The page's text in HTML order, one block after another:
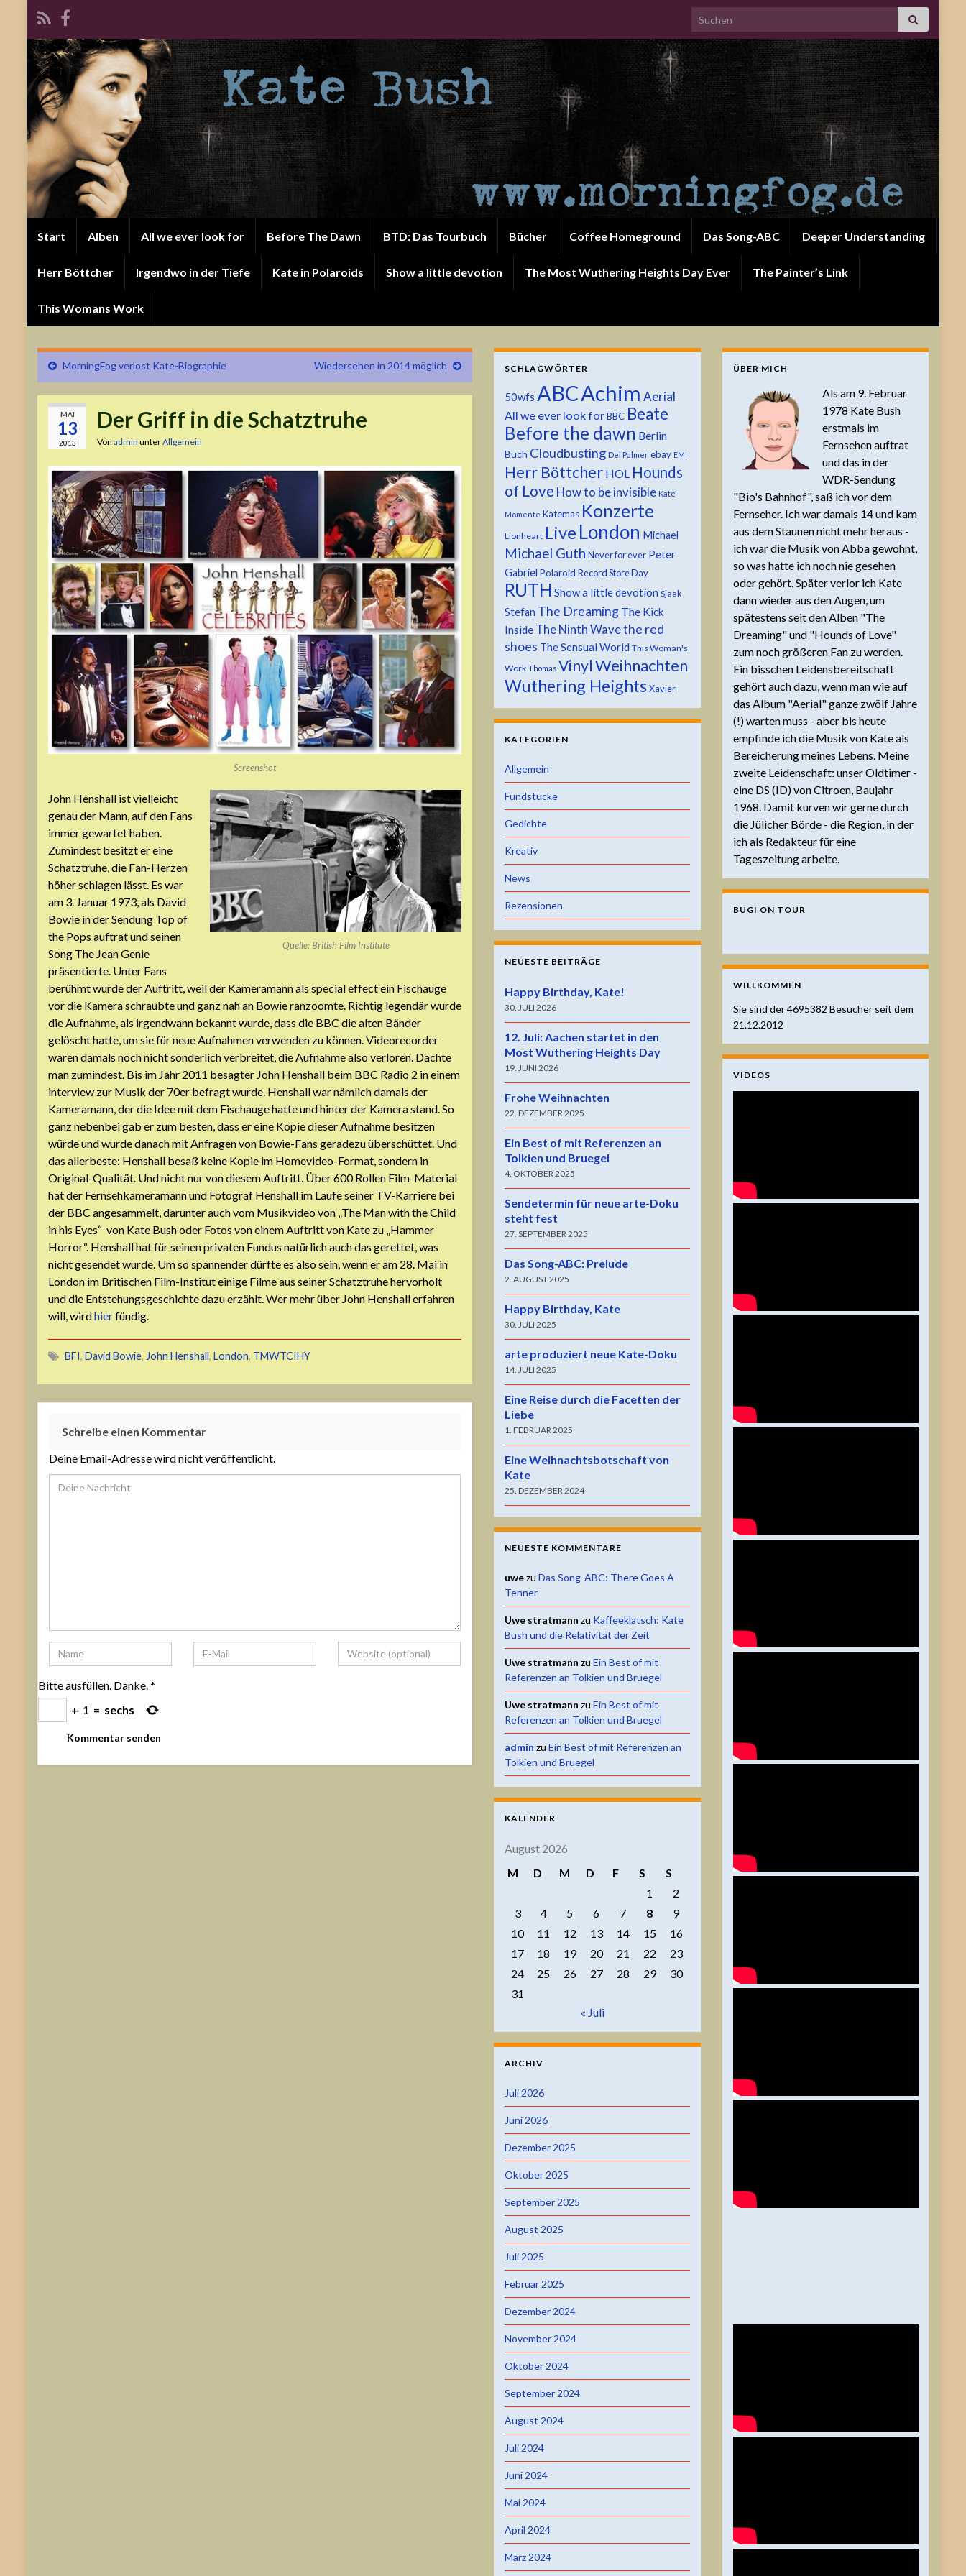
Search for:
Start Alben All we ever look for Before The Dawn BTD: Das Tourbuch Bücher Coffee Homeground Das Song-ABC Deeper Understanding
Herr Böttcher Irgendwo in der Tiefe Kate in Polaroids Show a little devotion The Most Wuthering Heights Day Ever The Painter’s Link
This Womans Work
MorningFog verlost Kate-Biographie Wiedersehen in 2014 möglich
MAI
13
2013
Der Griff in die Schatztruhe
Von admin unterAllgemein
Screenshot
Quelle: British Film Institute
John Henshall ist vielleicht
genau der Mann, auf den Fans
immer gewartet haben.
Zumindest besitzt er eine
Schatztruhe, die Fan-Herzen
höher schlagen lässt. Es war
am 3. Januar 1973, als David
Bowie in der Sendung Top of
the Pops auftrat und seinen
Song The Jean Genie
präsentierte. Unter Fans
berühmt wurde der Auftritt, weil der Kameramann als special effect ein Fischauge
vor die Kamera schraubte und ganz nah an Bowie ranzoomte. Richtig legendär wurde
die Aufnahme, als irgendwann bekannt wurde, dass die BBC die alten Bänder
gelöscht hatte, um sie für neue Aufnahmen verwenden zu können. Videorecorder
waren damals noch nicht sonderlich verbreitet, die Aufnahme also verloren. Dachte
man zumindest. Bis im Jahr 2011 besagter John Henshall beim BBC Radio 2 in einem
interview zur Musik der 70er befragt wurde. Henshall war nämlich damals der
Kameramann, der die Idee mit dem Fischauge hatte und hinter der Kamera stand. So
ganz nebenbei gab er zum besten, dass er eine Kopie dieser Aufnahme besitzen
würde und wurde danach mit Anfragen von Bowie-Fans geradezu überschüttet. Und
das allerbeste: Henshall besaß keine Kopie im Homevideo-Format, sondern in
Original-Qualität. Und nicht nur von diesem Auftritt. Über 600 Rollen Film-Material
hat der Fernsehkameramann und Fotograf Henshall im Laufe seiner TV-Karriere bei
der BBC angesammelt, darunter auch vom Musikvideo von „The Man with the Child
in his Eyes“ von Kate Bush oder Fotos von einem Auftritt von Kate zu „Hammer
Horror“. Henshall hat für seinen privaten Fundus natürlich auch das gerettet, was
nicht gesendet wurde. Um so spannender dürfte es also sein, wenn er am 28. Mai in
London im Britischen Film-Institut einige Filme aus seiner Schatztruhe hervorholt
und die Entstehungsgeschichte dazu erzählt. Wer mehr über John Henshall erfahren
will, wirdhierfündig.
BFI, David Bowie, John Henshall, London, TMWTCIHY
Schreibe einen Kommentar
Deine Email-Adresse wird nicht veröffentlicht.
Bitte ausfüllen. Danke. *
+ 1 = sechs
SCHLAGWÖRTER
50wfs ABCAchim Aerial
All we ever look forBBC Beate
Before the dawn Berlin
Buch Cloudbusting Del Palmer ebay EMI
Herr Böttcher HOL Hounds
of Love How to be invisible Kate-
Momente Katemas Konzerte
Lionheart Live London Michael
Michael Guth Never for ever Peter
Gabriel Polaroid Record Store Day
RUTH Show a little devotion Sjaak
Stefan The Dreaming The Kick
Inside The Ninth Wavethe red
shoes The Sensual World This Woman's
Work Thomas VinylWeihnachten
Wuthering Heights Xavier
KATEGORIEN
Allgemein
Fundstücke
Gedichte
Kreativ
News
Rezensionen
NEUESTE BEITRÄGE
Happy Birthday, Kate!
30. JULI 2026
12. Juli: Aachen startet in den
Most Wuthering Heights Day
19. JUNI 2026
Frohe Weihnachten
22. DEZEMBER 2025
Ein Best of mit Referenzen an
Tolkien und Bruegel
4. OKTOBER 2025
Sendetermin für neue arte-Doku
steht fest
27. SEPTEMBER 2025
Das Song-ABC: Prelude
2. AUGUST 2025
Happy Birthday, Kate
30. JULI 2025
arte produziert neue Kate-Doku
14. JULI 2025
Eine Reise durch die Facetten der
Liebe
1. FEBRUAR 2025
Eine Weihnachtsbotschaft von
Kate
25. DEZEMBER 2024
NEUESTE KOMMENTARE
uwezu Das Song-ABC: There Goes A
Tenner
Uwe stratmann zu Kaffeeklatsch: Kate
Bush und die Relativität der Zeit
Uwe stratmann zu Ein Best of mit
Referenzen an Tolkien und Bruegel
Uwe stratmann zu Ein Best of mit
Referenzen an Tolkien und Bruegel
admin zu Ein Best of mit Referenzen an
Tolkien und Bruegel
KALENDER
August 2026
M
D M D F S
S
1
2
3
4 5 6 7 8
9
10
11 12 13 14 15
16
17
18 19 20 21 22
23
24
25 26 27 28 29
30
31
« Juli
ARCHIV
Juli 2026
Juni 2026
Dezember 2025
Oktober 2025
September 2025
August 2025
Juli 2025
Februar 2025
Dezember 2024
November 2024
Oktober 2024
September 2024
August 2024
Juli 2024
Juni 2024
Mai 2024
April 2024
März 2024
ÜBER MICH
Als am 9. Februar
1978 Kate Bush
erstmals im
Fernsehen auftrat
und das in der
WDR-Sendung
"Bio's Bahnhof", saß ich vor dem
Fernseher. Ich war damals 14 und kam
aus dem Staunen nicht mehr heraus -
ich war die Musik von Abba gewohnt,
so was hatte ich noch nie gesehen
oder gehört. Später verlor ich Kate
dann wieder aus den Augen, um
spätestens seit den Alben "The
Dreaming" und "Hounds of Love"
zum noch größeren Fan zu werden.
Ein bisschen Leidensbereitschaft
gehört auch dazu, wenn man wie auf
das Album "Aerial" ganze zwölf Jahre
(!) warten muss - aber bis heute
empfinde ich die Musik von Kate als
Bereicherung meines Lebens. Meine
zweite Leidenschaft: unser Oldtimer -
eine DS (ID) von Citroen, Baujahr
1968. Damit kurven wir gerne durch
die Jülicher Börde - die Region, in der
ich als Redakteur für eine
Tageszeitung arbeite.
BUGI ON TOUR
WILLKOMMEN
Sie sind der4695382 Besucher seit dem
21.12.2012
VIDEOS